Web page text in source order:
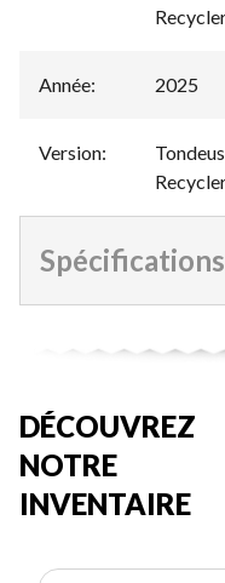
Année: 2025
Version:
Spécifications
DÉCOUVREZ
NOTRE
INVENTAIRE